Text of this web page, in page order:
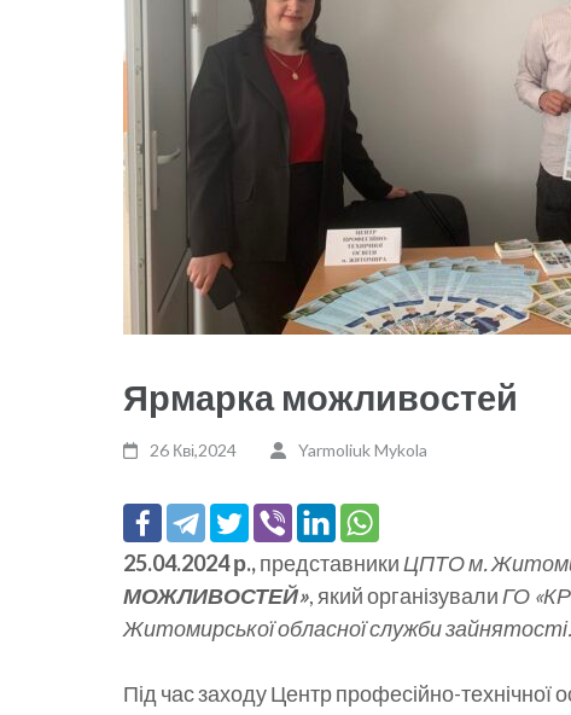
Ярмарка можливостей
26 Кві,2024 Yarmoliuk Mykola
25.04.2024 р.,представникиЦПТО м.
МОЖЛИВОСТЕЙ», який організувалиГО
Житомирської обласної служби зайнятості.
Під час заходу Центр професійно-технічної